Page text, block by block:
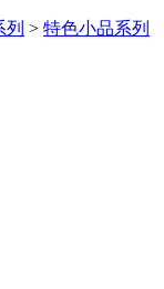
列 > 特色小品系列